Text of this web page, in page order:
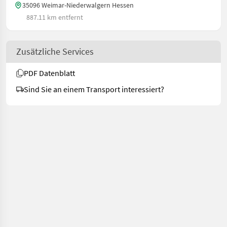
35096 Weimar-Niederwalgern Hessen
887.11 km entfernt
Zusätzliche Services
PDF Datenblatt
Sind Sie an einem Transport interessiert?